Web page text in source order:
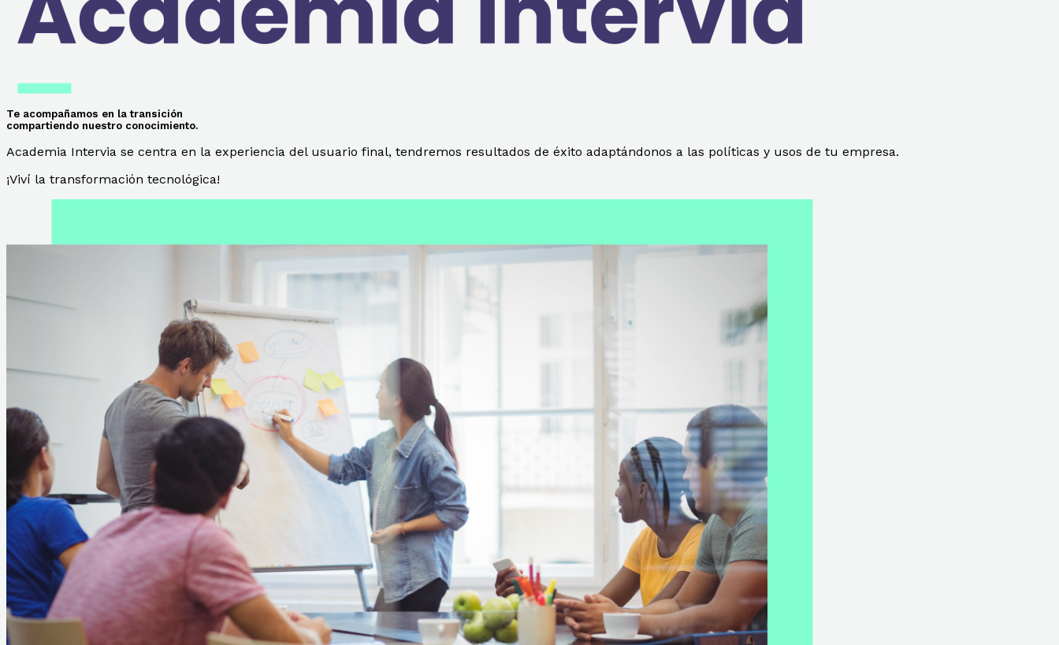
Te acompañamos en la transición
compartiendo nuestro conocimiento.
Academia Intervia se centra en la experiencia del usuario final, tendremos resultados de éxito adaptándonos a las políticas y usos de tu empresa.
¡Viví la transformación tecnológica!